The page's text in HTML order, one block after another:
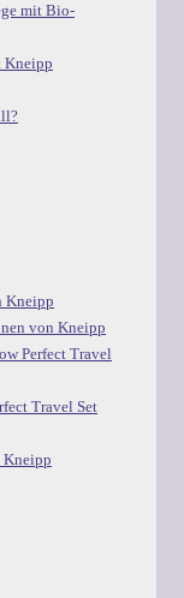
mit Bio-
Kneipp
Kneipp
von Kneipp
Perfect Travel
Travel Set
Kneipp